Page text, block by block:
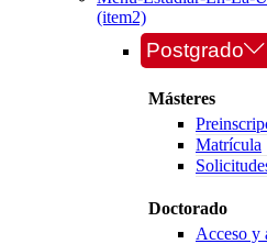
(item2)
Postgrado
Másteres
Matrícula
Doctorado
Acceso y